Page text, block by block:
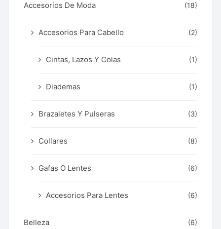
Accesorios De Moda (18)
Accesorios Para Cabello (2)
Cintas, Lazos Y Colas (1)
Diademas (1)
Brazaletes Y Pulseras (3)
Collares (8)
Gafas O Lentes (6)
Accesorios Para Lentes (6)
Belleza (6)